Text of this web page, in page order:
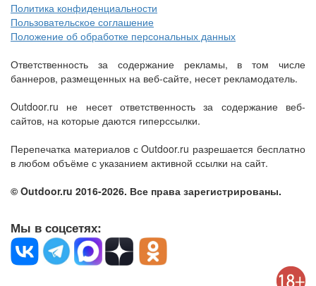
Политика конфиденциальности
Пользовательское соглашение
Положение об обработке персональных данных
Ответственность за содержание рекламы, в том числе
баннеров, размещенных на веб-сайте, несет рекламодатель.
Outdoor.ru не несет ответственность за содержание веб-
сайтов, на которые даются гиперссылки.
Перепечатка материалов с Outdoor.ru разрешается бесплатно
в любом объёме с указанием активной ссылки на сайт.
© Outdoor.ru 2016-2026. Все права зарегистрированы.
Мы в соцсетях: